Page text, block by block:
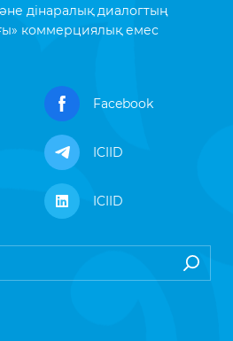
дінаралық диалогтың
коммерциялық емес
Facebook
ICIID
ICIID